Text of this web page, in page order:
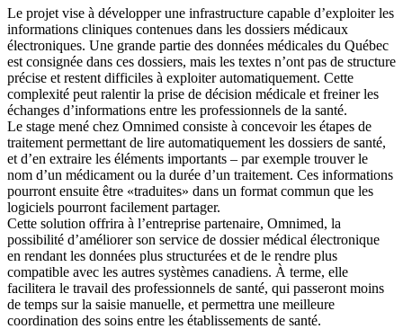
Le projet vise à développer une infrastructure capable d’exploiter les
informations cliniques contenues dans les dossiers médicaux
électroniques. Une grande partie des données médicales du Québec
est consignée dans ces dossiers, mais les textes n’ont pas de structure
précise et restent difficiles à exploiter automatiquement. Cette
complexité peut ralentir la prise de décision médicale et freiner les
échanges d’informations entre les professionnels de la santé.
Le stage mené chez Omnimed consiste à concevoir les étapes de
traitement permettant de lire automatiquement les dossiers de santé,
et d’en extraire les éléments importants – par exemple trouver le
nom d’un médicament ou la durée d’un traitement. Ces informations
pourront ensuite être «traduites» dans un format commun que les
logiciels pourront facilement partager.
Cette solution offrira à l’entreprise partenaire, Omnimed, la
possibilité d’améliorer son service de dossier médical électronique
en rendant les données plus structurées et de le rendre plus
compatible avec les autres systèmes canadiens. À terme, elle
facilitera le travail des professionnels de santé, qui passeront moins
de temps sur la saisie manuelle, et permettra une meilleure
coordination des soins entre les établissements de santé.